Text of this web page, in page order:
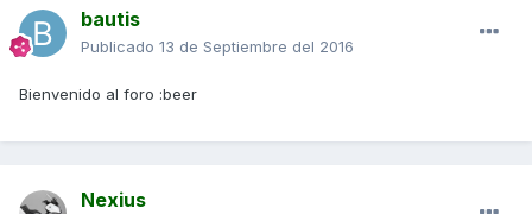
bautis
Publicado 13 de Septiembre del 2016
Bienvenido al foro :beer
Nexius